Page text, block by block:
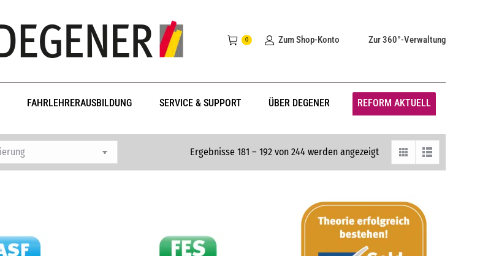
0 Zum Shop-Konto Zur 360°-Verwaltung
FAHRLEHRERAUSBILDUNG SERVICE & SUPPORT ÜBER DEGENER REFORM AKTUELL
Ergebnisse 181 – 192 von 244 werden angezeigt